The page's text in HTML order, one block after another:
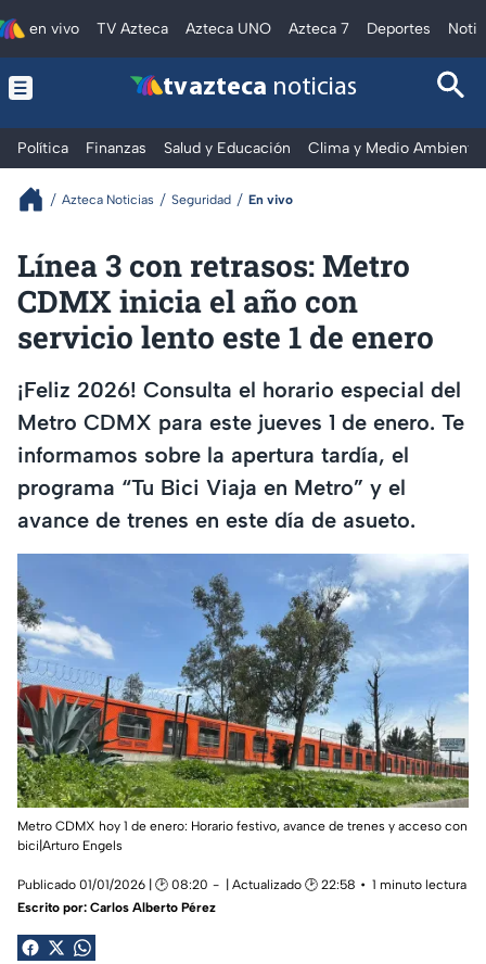
en vivo TV Azteca Azteca UNO Azteca 7 Deportes
tv azteca noticias
Política Finanzas Salud y Educación Clima y Medio Ambiente
Azteca Noticias Seguridad En vivo
Línea 3 con retrasos: Metro
CDMX inicia el año con
servicio lento este 1 de enero
¡Feliz 2026! Consulta el horario especial del
Metro CDMX para este jueves 1 de enero. Te
informamos sobre la apertura tardía, el
programa “Tu Bici Viaja en Metro” y el
avance de trenes en este día de asueto.
Metro CDMX hoy 1 de enero: Horario festivo, avance de trenes y acceso con
bici|Arturo Engels
Publicado 01/01/2026 | 🕑 08:20 | Actualizado 🕑 22:58
1 minuto lectura
Escrito por: Carlos Alberto Pérez